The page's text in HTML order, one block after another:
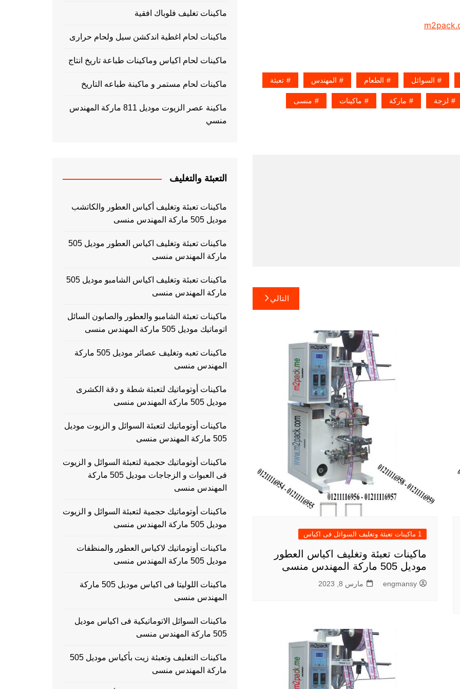
السوائل الطعام المهندس تعبئة
لزجة ماركة ماكينات منسى
التالي
1 ماكينات تعبئة وتغليف السوائل فى اكياس
ماكينات تعبئة وتغليف اكياس العطور
موديل 505 ماركة المهندس منسى
engmansy مارس 8, 2023
ماكينات تغليف فلوباك افقية
ماكينات لحام اغطية اندكشن سيل ولحام حرارى
ماكينات لحام اكياس وماكينات طباعة تاريخ انتاج
ماكينات لحام مستمر و ماكينة طباعه التاريخ
ماكينة عصر الزيوت موديل 811 ماركة المهندس
منسي
التعبئة والتغليف
ماكينات تعبئة وتغليف أكياس العطور والكاتشب
موديل 505 ماركة المهندس منسى
ماكينات تعبئة وتغليف اكياس العطور موديل 505
ماركة المهندس منسى
ماكينات تعبئة وتغليف اكياس الشامبو موديل 505
ماركة المهندس منسى
ماكينات تعبئة الشامبو والعطور والصابون السائل
اتوماتيك موديل 505 ماركة المهندس منسى
ماكينات تعبه وتغليف عصائر موديل 505 ماركة
المهندس منسى
ماكينات أوتوماتيك لتعبئة شطة و دقة الكشرى
موديل 505 ماركة المهندس منسى
ماكينات أوتوماتيك لتعبئة السوائل و الزيوت موديل
505 ماركة المهندس منسى
ماكينات أوتوماتيك حجمية لتعبئة السوائل و الزيوت
فى العبوات و الزجاجات موديل 505 ماركة
المهندس منسى
ماكينات أوتوماتيك حجمية لتعبئة السوائل و الزيوت
موديل 505 ماركة المهندس منسى
ماكينات أوتوماتيك لاكياس العطور والمنظفات
موديل 505 ماركة المهندس منسى
ماكينات اللوليتا فى اكياس موديل 505 ماركة
المهندس منسى
ماكينات السوائل الاتوماتيكية فى اكياس موديل
505 ماركة المهندس منسى
ماكينات التغليف وتعبئة زيت بأكياس موديل 505
ماركة المهندس منسى